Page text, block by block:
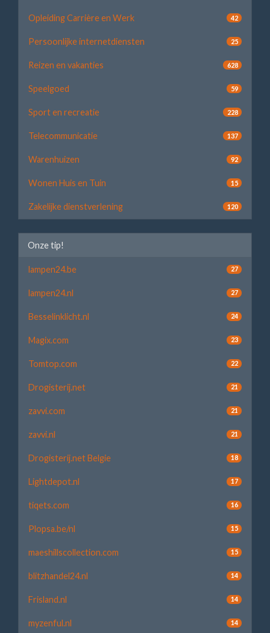
Opleiding Carrière en Werk 42
Persoonlijke internetdiensten 25
Reizen en vakanties 628
Speelgoed 59
Sport en recreatie 228
Telecommunicatie 137
Warenhuizen 92
Wonen Huis en Tuin 15
Zakelijke dienstverlening 120
Onze tip!
lampen24.be 27
lampen24.nl 27
Besselinklicht.nl 24
Magix.com 23
Tomtop.com 22
Drogisterij.net 21
zavvi.com 21
zavvi.nl 21
Drogisterij.net Belgie 18
Lightdepot.nl 17
tiqets.com 16
Plopsa.be/nl 15
maeshillscollection.com 15
blitzhandel24.nl 14
Frisland.nl 14
myzenful.nl 14